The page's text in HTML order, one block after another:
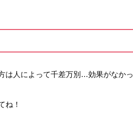
は人によって千差万別…効果がなかっ
ね！